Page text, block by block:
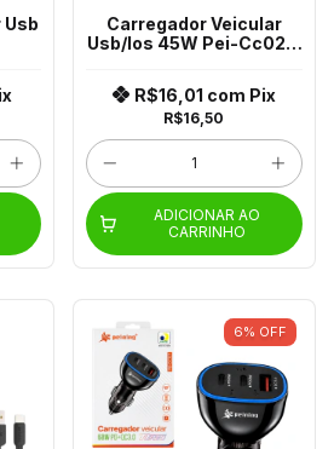
Carregador Veicular
Usb/Ios 45W Pei-Cc021-
R$16,50
R$16,01 com Pix
ADICIONAR AO
CARRINHO
6% OFF